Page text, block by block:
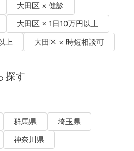
大田区 × 健診
大田区 × 1日10万円以上
上
大田区 × 時短相談可
探す
群馬県
埼玉県
神奈川県